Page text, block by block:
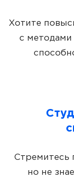
Хотите
с методами
Стремитесь
но не